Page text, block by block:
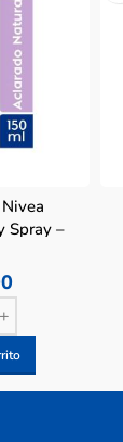
Spray –